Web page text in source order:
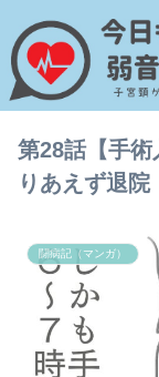
第28話【手
りあえず退院
闘病記（マンガ）